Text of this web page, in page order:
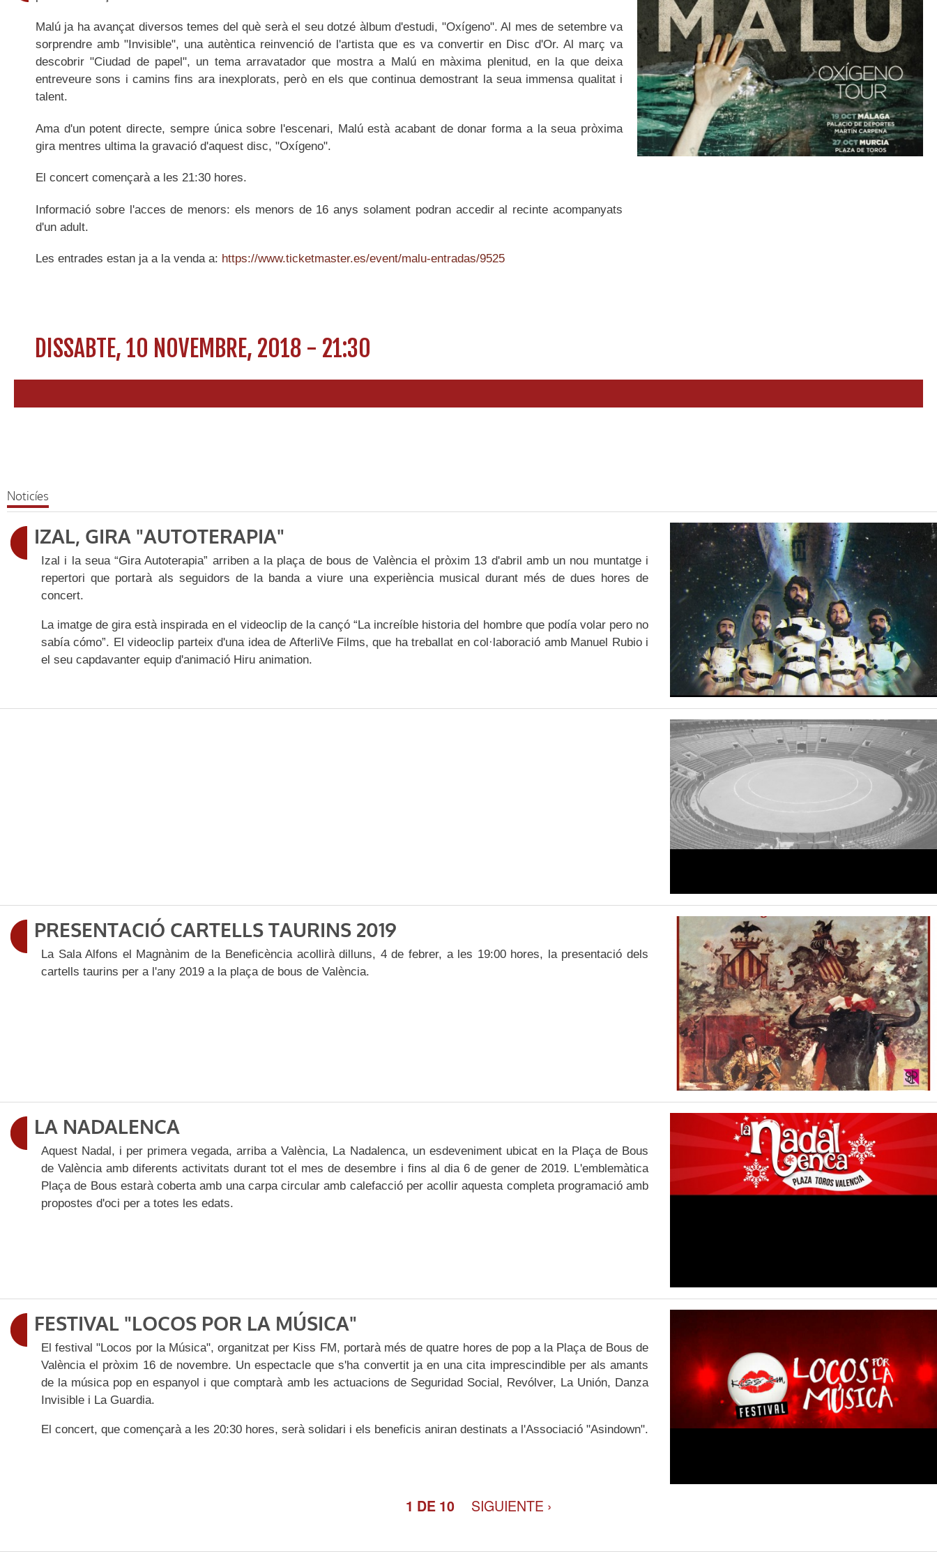
Malú ja ha avançat diversos temes del què serà el seu dotzé àlbum d'estudi, "Oxígeno". Al mes de setembre va
sorprendre amb "Invisible", una autèntica reinvenció de l'artista que es va convertir en Disc d'Or. Al març va
descobrir "Ciudad de papel", un tema arravatador que mostra a Malú en màxima plenitud, en la que deixa
entreveure sons i camins fins ara inexplorats, però en els que continua demostrant la seua immensa qualitat i
talent.
Ama d'un potent directe, sempre única sobre l'escenari, Malú està acabant de donar forma a la seua pròxima
gira mentres ultima la gravació d'aquest disc, "Oxígeno".
El concert començarà a les 21:30 hores.
Informació sobre l'acces de menors: els menors de 16 anys solament podran accedir al recinte acompanyats
d'un adult.
Les entrades estan ja a la venda a: https://www.ticketmaster.es/event/malu-entradas/9525
DISSABTE, 10 NOVEMBRE, 2018 - 21:30
Noticíes
IZAL, GIRA "AUTOTERAPIA"
Izal i la seua “Gira Autoterapia” arriben a la plaça de bous de València el pròxim 13 d'abril amb un nou muntatge i
repertori que portarà als seguidors de la banda a viure una experiència musical durant més de dues hores de
concert.
La imatge de gira està inspirada en el videoclip de la cançó “La increíble historia del hombre que podía volar pero no
sabía cómo”. El videoclip parteix d'una idea de AfterliVe Films, que ha treballat en col·laboració amb Manuel Rubio i
el seu capdavanter equip d'animació Hiru animation.
PRESENTACIÓ CARTELLS TAURINS 2019
La Sala Alfons el Magnànim de la Beneficència acollirà dilluns, 4 de febrer, a les 19:00 hores, la presentació dels
cartells taurins per a l'any 2019 a la plaça de bous de València.
LA NADALENCA
Aquest Nadal, i per primera vegada, arriba a València, La Nadalenca, un esdeveniment ubicat en la Plaça de Bous
de València amb diferents activitats durant tot el mes de desembre i fins al dia 6 de gener de 2019. L'emblemàtica
Plaça de Bous estarà coberta amb una carpa circular amb calefacció per acollir aquesta completa programació amb
propostes d'oci per a totes les edats.
FESTIVAL "LOCOS POR LA MÚSICA"
El festival "Locos por la Música", organitzat per Kiss FM, portarà més de quatre hores de pop a la Plaça de Bous de
València el pròxim 16 de novembre. Un espectacle que s'ha convertit ja en una cita imprescindible per als amants
de la música pop en espanyol i que comptarà amb les actuacions de Seguridad Social, Revólver, La Unión, Danza
Invisible i La Guardia.
El concert, que començarà a les 20:30 hores, serà solidari i els beneficis aniran destinats a l'Associació "Asindown".
1 DE 10 SIGUIENTE ›